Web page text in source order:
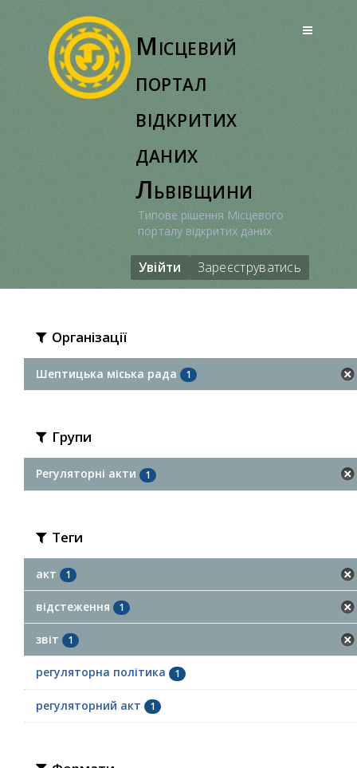
Місцевий
портал
відкритих
даних
Львівщини
Типове рішення Місцевого
порталу відкритих даних
Увійти Зареєструватись
Організації
Шептицька міська рада 1
Групи
Регуляторні акти 1
Теги
акт 1
відстеження 1
звіт 1
регуляторна політика 1
регуляторний акт 1